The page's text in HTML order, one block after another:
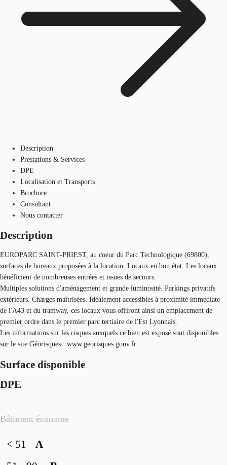
Description
Prestations & Services
DPE
Localisation et Transports
Brochure
Consultant
Nous contacter
Description
EUROPARC SAINT-PRIEST, au coeur du Parc Technologique (69800),
surfaces de bureaux proposées à la location. Locaux en bon état. Les locaux
bénéficient de nombreuses entrées et issues de secours.
Multiples solutions d'aménagement et grande luminosité. Parkings privatifs
extérieurs. Charges maîtrisées. Idéalement accessibles à proximité immédiate
de l'A43 et du tramway, ces locaux vous offiront ainsi un emplacement de
premier ordre dans le premier parc tertiaire de l'Est Lyonnais.
Les informations sur les risques auxquels ce bien est exposé sont disponibles
sur le site Géorisques : www.georisques.gouv.fr
Surface disponible
DPE
Bâtiment économe
A
< 51